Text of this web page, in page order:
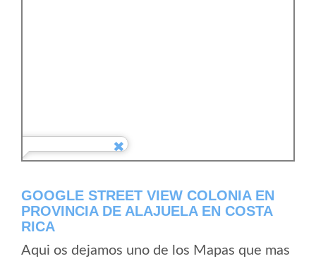
GOOGLE STREET VIEW COLONIA EN
PROVINCIA DE ALAJUELA EN COSTA
RICA
Aqui os dejamos uno de los Mapas que mas